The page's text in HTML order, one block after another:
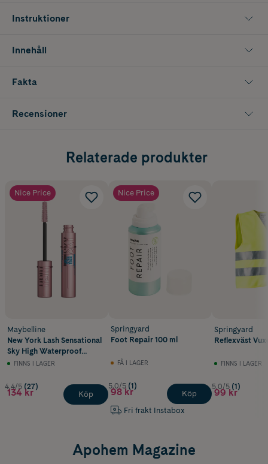
dagen. Använd Foot Deo dagligen för att upprätthålla god fothälsa
och undvika illaluktande fotsvett. Foot Deo håller dina fötter torra
dålig lukt och fotsvett. Beställ Foot Deo idag och upplev skillnaden
Instruktioner
Innehåll
Fakta
Recensioner
Relaterade produkter
Nice Price
Maybelline
New York Lash Sensational
Sky High Waterproof
Mascara Very Black
FINNS I LAGER
4.4/5 (27)
134 kr Köp
Nice Price
Springyard
Foot Repair 100 ml
FÅ I LAGER
5.0/5 (1)
98 kr
Fri frakt Instabox
Köp
Springyard
Reflexväst
FINNS I LAGER
5.0/5 (1)
99 kr
Apohem Magazine